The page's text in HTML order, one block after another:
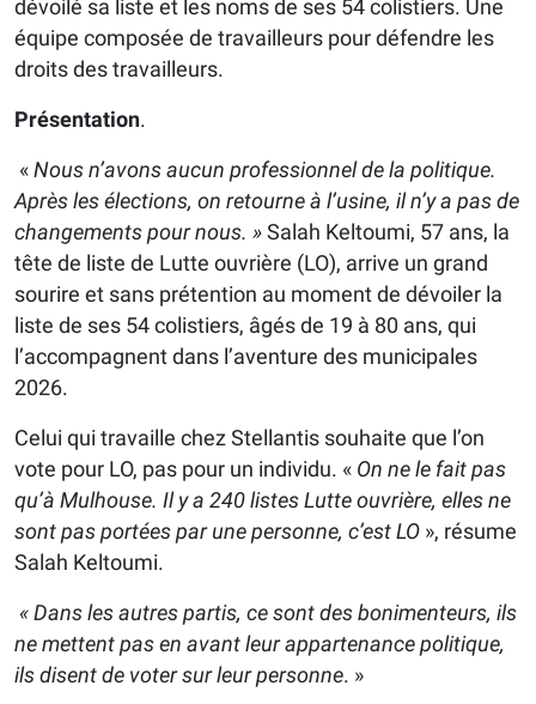
dévoilé sa liste et les noms de ses 54 colistiers. Une
équipe composée de travailleurs pour défendre les
droits des travailleurs.
Présentation.
«Nous n’avons aucun professionnel de la politique.
Après les élections, on retourne à l’usine, il n’y a pas de
changements pour nous. »Salah Keltoumi, 57 ans, la
tête de liste de Lutte ouvrière (LO), arrive un grand
sourire et sans prétention au moment de dévoiler la
liste de ses 54 colistiers, âgés de 19 à 80 ans, qui
l’accompagnent dans l’aventure des municipales
2026.
Celui qui travaille chez Stellantis souhaite que l’on
vote pour LO, pas pour un individu. « On ne le fait pas
qu’à Mulhouse. Il y a 240 listes Lutte ouvrière, elles ne
sont pas portées par une personne, c’est LO », résume
Salah Keltoumi.
« Dans les autres partis, ce sont des bonimenteurs, ils
ne mettent pas en avant leur appartenance politique,
ils disent de voter sur leur personne. »